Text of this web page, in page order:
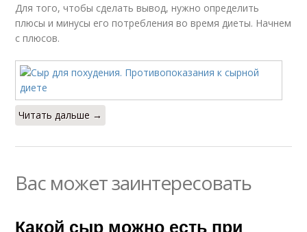
Для того, чтобы сделать вывод, нужно определить
плюсы и минусы его потребления во время диеты. Начнем
с плюсов.
Читать дальше →
Вас может заинтересовать
Какой сыр можно есть при